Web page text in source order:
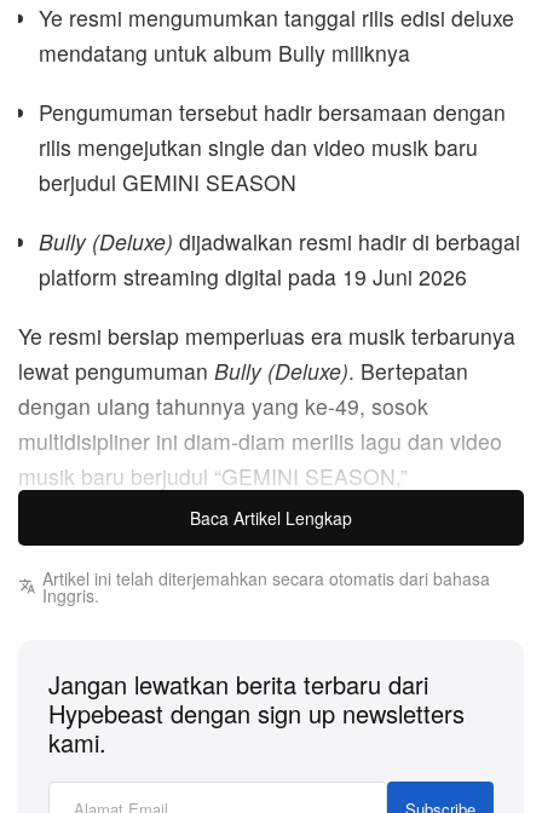
Ye resmi mengumumkan tanggal rilis edisi deluxe
mendatang untuk album Bully miliknya
Pengumuman tersebut hadir bersamaan dengan
rilis mengejutkan single dan video musik baru
berjudul GEMINI SEASON
Bully (Deluxe) dijadwalkan resmi hadir di berbagai
platform streaming digital pada 19 Juni 2026
Ye resmi bersiap memperluas era musik terbarunya
lewat pengumuman Bully (Deluxe). Bertepatan
dengan ulang tahunnya yang ke‑49, sosok
multidisipliner ini diam‑diam merilis lagu dan video
musik baru berjudul “GEMINI SEASON,”
memanfaatkan kolom deskripsi di YouTube proyek
tersebut untuk mengonfirmasi tanggal rilis resmi
edisi deluxe yang akan datang. Menyusul debut
rekaman orisinalnya awal tahun ini, babak terbaru
akhir bulan ini.
Jika ditelisik lebih jauh, rilisan mengejutkan ini
menjelma sebagai proyek visual provokatif yang
Baca Artikel Lengkap
Artikel ini telah diterjemahkan secara otomatis dari bahasa
Inggris.
Jangan lewatkan berita terbaru dari
Hypebeast dengan sign up newsletters
kami.
Subscribe